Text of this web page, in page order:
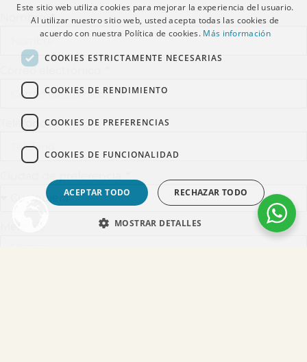
Nombre
Correo electrónico
Teléfono
Este sitio web utiliza cookies para mejorar la experiencia del usuario.
Al utilizar nuestro sitio web, usted acepta todas las cookies de
acuerdo con nuestra Política de cookies. Más información
COOKIES ESTRICTAMENTE NECESARIAS
COOKIES DE RENDIMIENTO
COOKIES DE PREFERENCIAS
COOKIES DE FUNCIONALIDAD
ACEPTAR TODO RECHAZAR TODO
MOSTRAR DETALLES